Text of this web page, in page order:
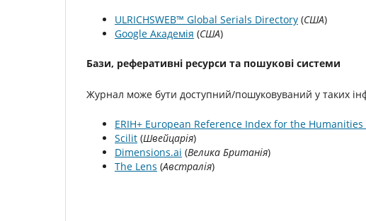
ULRICHSWEB™ Global Serials Directory (США)
Google Академія (США)
Бази, реферативні ресурси та пошукові системи
Журнал може бути доступний/пошуковуваний у таких
ERIH+ European Reference Index for the Humanities
Scilit (Швейцарія)
Dimensions.ai (Велика Британія)
The Lens (Австралія)